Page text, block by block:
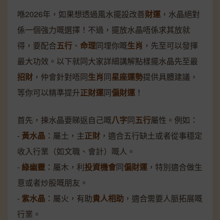
喺2026年，如果想透過風水擺設改善財運 ，水晶絕對
係一個強力嘅選擇！不過，擺放水晶唔係求其放就
得，要配合五行 、 命理同埋你嘅生肖 ，先至可以發揮
最大功效。以下就同大家詳細講解點樣擺水晶先至最
招財 ，仲會針對唔同生肖同星座運勢提供具體建議，
等你可以精準提升正財運同偏財運 ！
首先，揀水晶要睇返自己嘅八字同五行屬性。例如：
- 黃水晶 ：屬土，主正財 ，適合五行缺土或者從事穩定
收入行業（如文職、會計）嘅人。
-綠幽靈 ：屬木，利投資機會同偏財運 ，特別適合做生
意或者炒股嘅朋友。
- 紫水晶 ：屬火，有助貴人相助 ，適合需要人脈拓展嘅
行業。